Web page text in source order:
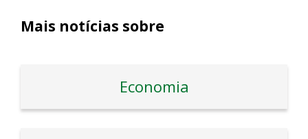
Mais notícias sobre
Economia